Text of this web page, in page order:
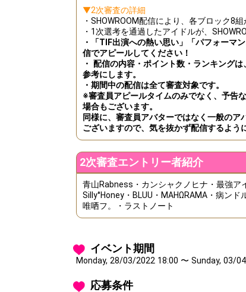
▼2次審査の詳細
・SHOWROOM配信により、各ブロック8
・1次選考を通過したアイドルが、
・「TIF出演への熱い思い」「パフォーマ
信でアピールしてください！
・ 配信の内容・ポイント数・ランキング
参考にします。
・期間中の配信は全て審査対象です。
※審査員アピールタイムのみでなく、予告
場合もございます。
同様に、審査員アバターではなく一般のア
ございますので、気を抜かず配信するよう
2次審査エントリー者紹介
青山Rabness・カンシャクノヒナ・最強ア
Silly°Honey・BLUU・MAHΩRAMA・病ン
唯哂フ。・ラストノート
イベント期間
Monday, 28/03/2022 18:00 〜 Sunday, 03/
応募条件